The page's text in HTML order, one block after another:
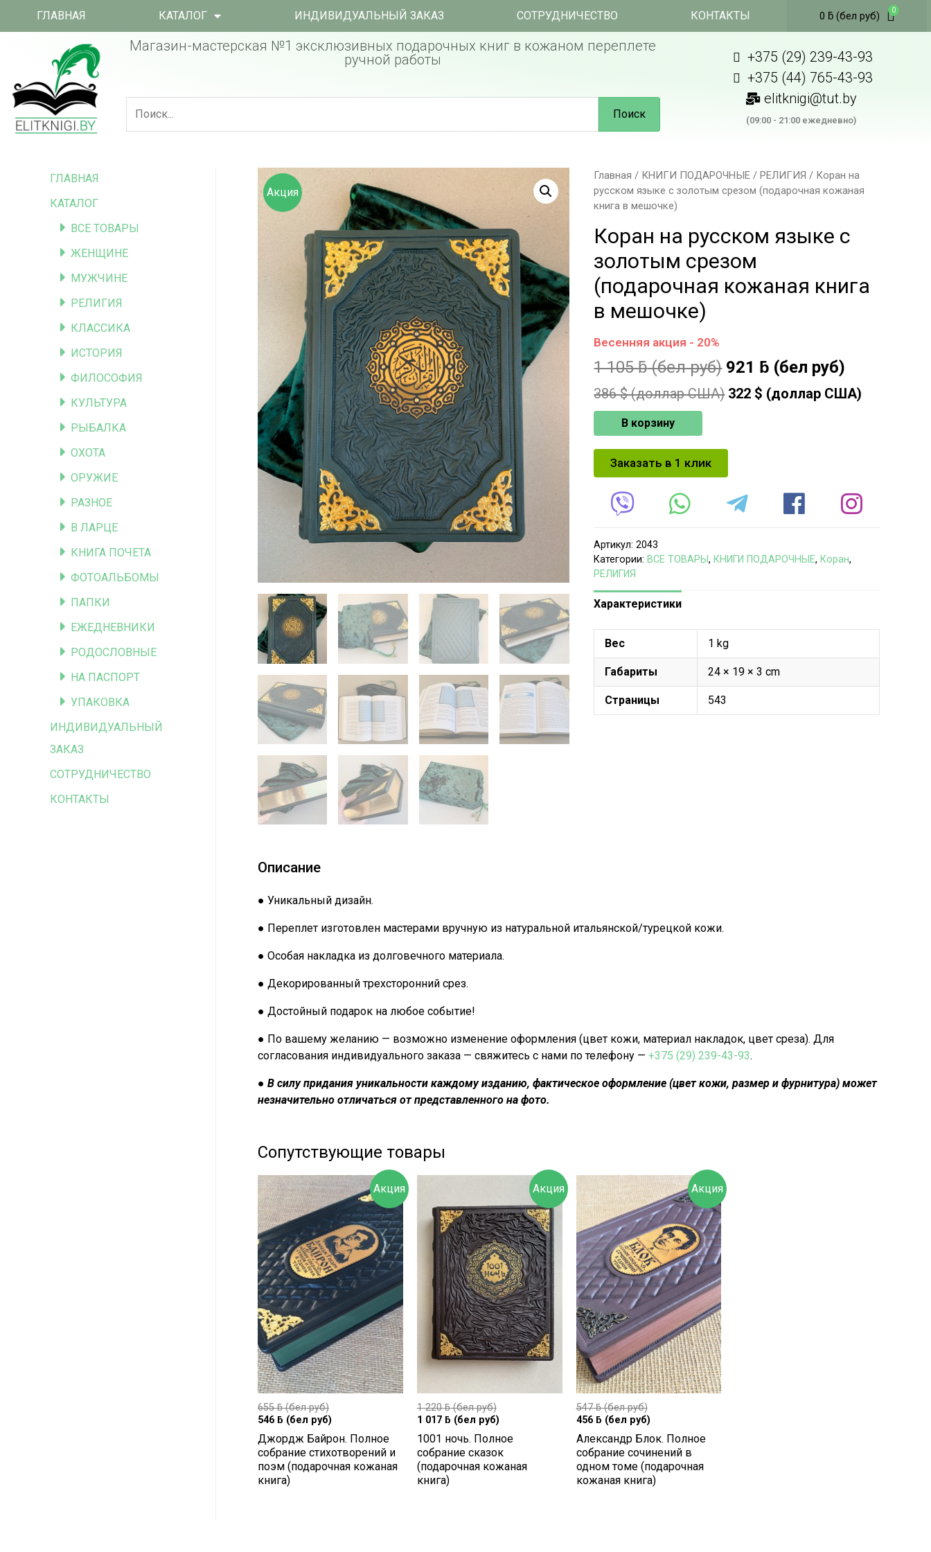
ГЛАВНАЯ КАТАЛОГ ИНДИВИДУАЛЬНЫЙ ЗАКАЗ СОТРУДНИЧЕСТВО КОНТАКТЫ 0 ƃ(бел руб)
Магазин-мастерская №1 эксклюзивных подарочных книг в кожаном переплете
ручной работы
Поиск
+375 (29) 239-43-93
+375 (44) 765-43-93
elitknigi@tut.by
(09:00 - 21:00 ежедневно)
ГЛАВНАЯ
КАТАЛОГ
ВСЕ ТОВАРЫ
ЖЕНЩИНЕ
МУЖЧИНЕ
РЕЛИГИЯ
КЛАССИКА
ИСТОРИЯ
ФИЛОСОФИЯ
КУЛЬТУРА
РЫБАЛКА
ОХОТА
ОРУЖИЕ
РАЗНОЕ
В ЛАРЦЕ
КНИГА ПОЧЕТА
ФОТОАЛЬБОМЫ
ПАПКИ
ЕЖЕДНЕВНИКИ
РОДОСЛОВНЫЕ
НА ПАСПОРТ
УПАКОВКА
ИНДИВИДУАЛЬНЫЙ
ЗАКАЗ
СОТРУДНИЧЕСТВО
КОНТАКТЫ
Акция
Главная / КНИГИ ПОДАРОЧНЫЕ /РЕЛИГИЯ / Коран на
русском языке с золотым срезом (подарочная кожаная
книга в мешочке)
Коран на русском языке с
золотым срезом
(подарочная кожаная книга
в мешочке)
Весенняя акция - 20%
1 105ƃ(бел руб) 921 ƃ (бел руб)
386$ (доллар США) 322 $ (доллар США)
В корзину
Заказать в 1 клик
Артикул:2043
Категории: ВСЕ ТОВАРЫ, КНИГИ ПОДАРОЧНЫЕ, Коран,
РЕЛИГИЯ
Характеристики
Вес 1 kg
Габариты 24 × 19 × 3 cm
Страницы 543
Описание
● Уникальный дизайн.
● Переплет изготовлен мастерами вручную из натуральной итальянской/турецкой кожи.
● Особая накладка из долговечного материала.
● Декорированный трехсторонний срез.
● Достойный подарок на любое событие!
● По вашему желанию — возможно изменение оформления (цвет кожи, материал накладок, цвет среза). Для
согласования индивидуального заказа — свяжитесь с нами по телефону — +375 (29) 239-43-93.
● В силу придания уникальности каждому изданию, фактическое оформление (цвет кожи, размер и фурнитура) может
незначительно отличаться от представленного на фото.
Сопутствующие товары
Акция
655ƃ(бел руб)
546 ƃ (бел руб)
Джордж Байрон. Полное
собрание стихотворений и
поэм (подарочная кожаная
книга)
Акция
1 220ƃ(бел руб)
1 017 ƃ (бел руб)
1001 ночь. Полное
собрание сказок
(подарочная кожаная
книга)
Акция
547ƃ(бел руб)
456 ƃ (бел руб)
Александр Блок. Полное
собрание сочинений в
одном томе (подарочная
кожаная книга)